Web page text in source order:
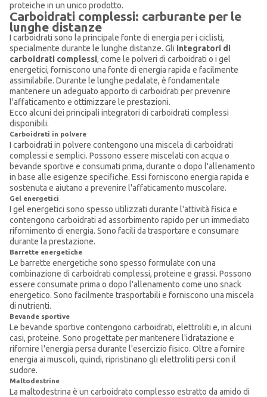
proteiche in un unico prodotto.
Carboidrati complessi: carburante per le
lunghe distanze
I carboidrati sono la principale fonte di energia per i ciclisti,
specialmente durante le lunghe distanze. Gli integratori di
carboidrati complessi, come le polveri di carboidrati o i gel
energetici, forniscono una fonte di energia rapida e facilmente
assimilabile. Durante le lunghe pedalate, è fondamentale
mantenere un adeguato apporto di carboidrati per prevenire
l'affaticamento e ottimizzare le prestazioni.
Ecco alcuni dei principali integratori di carboidrati complessi
disponibili.
Carboidrati in polvere
I carboidrati in polvere contengono una miscela di carboidrati
complessi e semplici. Possono essere miscelati con acqua o
bevande sportive e consumati prima, durante o dopo l'allenamento
in base alle esigenze specifiche. Essi forniscono energia rapida e
sostenuta e aiutano a prevenire l'affaticamento muscolare.
Gel energetici
I gel energetici sono spesso utilizzati durante l'attività fisica e
contengono carboidrati ad assorbimento rapido per un immediato
rifornimento di energia. Sono facili da trasportare e consumare
durante la prestazione.
Barrette energetiche
Le barrette energetiche sono spesso formulate con una
combinazione di carboidrati complessi, proteine e grassi. Possono
essere consumate prima o dopo l'allenamento come uno snack
energetico. Sono facilmente trasportabili e forniscono una miscela
di nutrienti.
Bevande sportive
Le bevande sportive contengono carboidrati, elettroliti e, in alcuni
casi, proteine. Sono progettate per mantenere l'idratazione e
rifornire l'energia persa durante l'esercizio fisico. Oltre a fornire
energia ai muscoli, quindi, ripristinano gli elettroliti persi con il
sudore.
Maltodestrine
La maltodestrina è un carboidrato complesso estratto da amido di